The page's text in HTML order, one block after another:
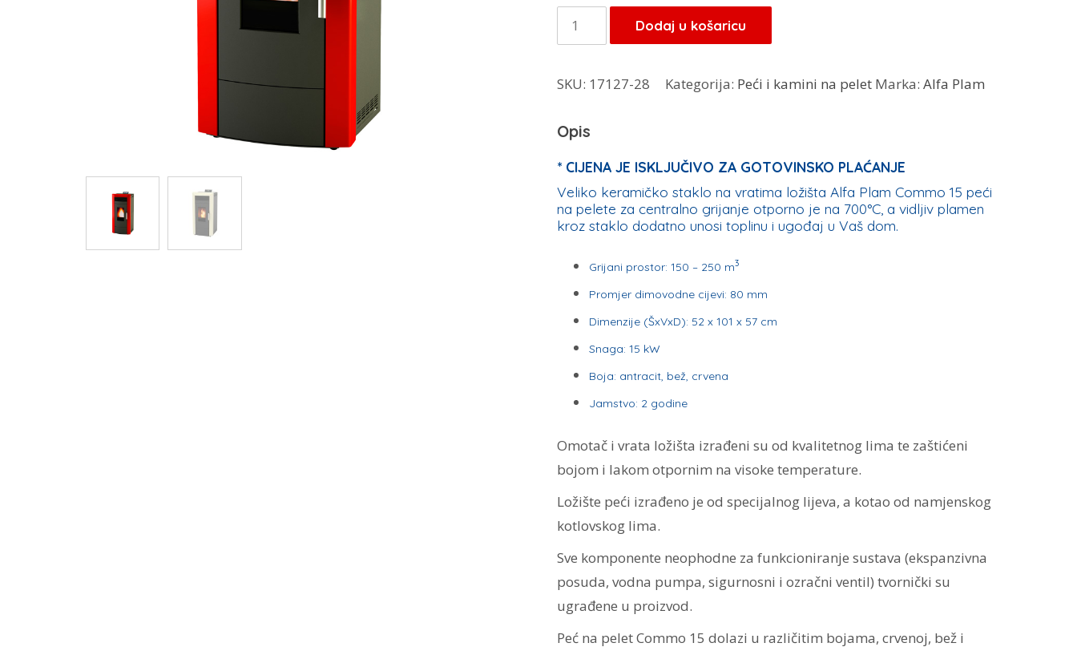
Peći
na
za
grijanje
COMMO
15
kW
-
Dodaj u košaricu
SKU: 17127-28 Kategorija: Peći i kamini na pelet Marka: Alfa Plam
Opis
* CIJENA JE ISKLJUČIVO ZA GOTOVINSKO PLAĆANJE
Veliko keramičko staklo na vratima ložišta Alfa Plam Commo 15 peći
na pelete za centralno grijanje otporno je na 700°C, a vidljiv plamen
kroz staklo dodatno unosi toplinu i ugođaj u Vaš dom.
Grijani prostor: 150 – 250 m3
Promjer dimovodne cijevi: 80 mm
Dimenzije (ŠxVxD): 52 x 101 x 57 cm
Snaga: 15 kW
Boja: antracit, bež, crvena
Jamstvo: 2 godine
Omotač i vrata ložišta izrađeni su od kvalitetnog lima te zaštićeni
bojom i lakom otpornim na visoke temperature.
Ložište peći izrađeno je od specijalnog lijeva, a kotao od namjenskog
kotlovskog lima.
Sve komponente neophodne za funkcioniranje sustava (ekspanzivna
posuda, vodna pumpa, sigurnosni i ozračni ventil) tvornički su
ugrađene u proizvod.
Peć na pelet Commo 15 dolazi u različitim bojama, crvenoj, bež i